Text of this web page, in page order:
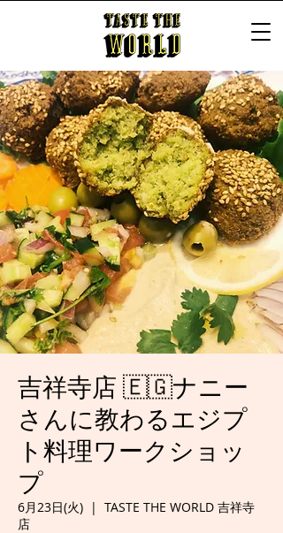
吉祥寺店 🇪🇬ナニー
さんに教わるエジプ
ト料理ワークショッ
プ
6月23日(火)
  |
TASTE THE WORLD 吉祥寺
店